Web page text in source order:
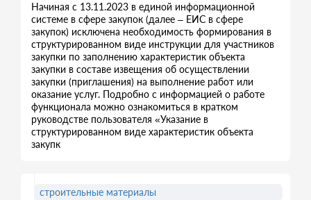
Начиная с 13.11.2023 в единой информационной
системе в сфере закупок (далее – ЕИС в сфере
закупок) исключена необходимость формирования в
структурированном виде инструкции для участников
закупки по заполнению характеристик объекта
закупки в составе извещения об осуществлении
закупки (приглашения) на выполнение работ или
оказание услуг. Подробно с информацией о работе
функционала можно ознакомиться в кратком
руководстве пользователя «Указание в
структурированном виде характеристик объекта
закупк
строительные материалы